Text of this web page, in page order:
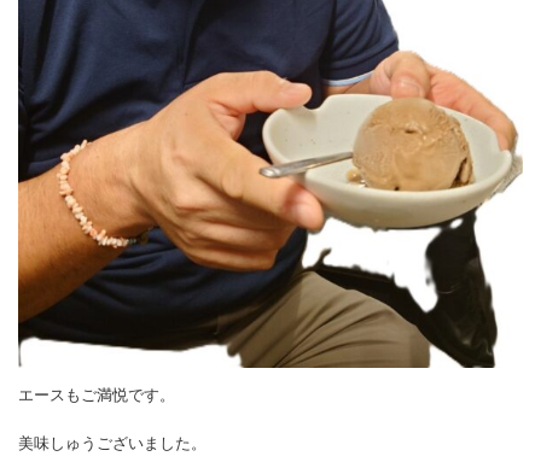
エースもご満悦です。
美味しゅうございました。